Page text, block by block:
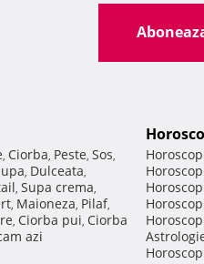
, Ciorba, Peste, Sos,
, Dulceata,
, Supa crema,
, Maioneza, Pilaf,
, Ciorba pui, Ciorba
azi